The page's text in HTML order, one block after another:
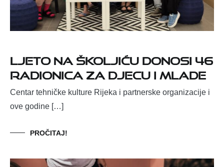
Ljeto na Školjiću donosi 46
radionica za djecu i mlade
Centar tehničke kulture Rijeka i partnerske organizacije i
ove godine […]
PROČITAJ!